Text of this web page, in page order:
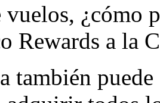
vuelos, ¿cómo
Rewards a la
también